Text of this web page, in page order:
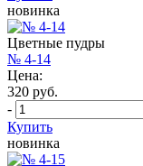
новинка
Цветные пудры
№ 4-14
Цена:
320 руб.
-
Купить
новинка